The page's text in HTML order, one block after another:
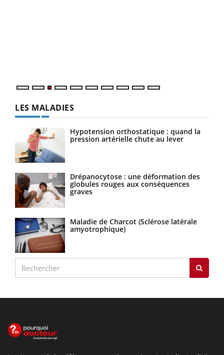
LES MALADIES
Hypotension orthostatique : quand la
pression artérielle chute au lever
Drépanocytose : une déformation des
globules rouges aux conséquences
graves
Maladie de Charcot (Sclérose latérale
amyotrophique)